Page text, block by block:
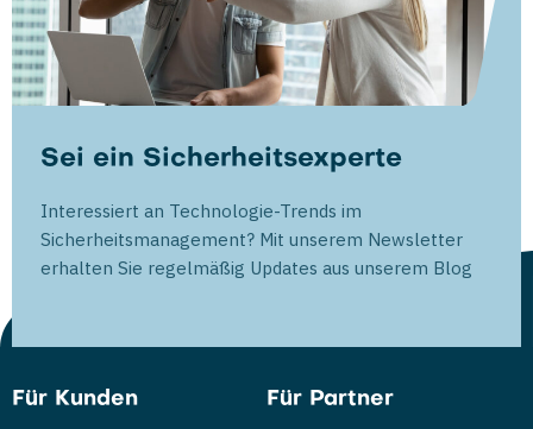
Sei ein Sicherheitsexperte
Interessiert an Technologie-Trends im
Sicherheitsmanagement? Mit unserem Newsletter
erhalten Sie regelmäßig Updates aus unserem Blog
Für Kunden Für Partner